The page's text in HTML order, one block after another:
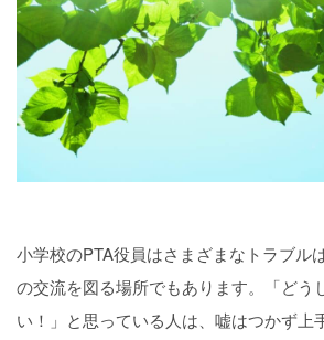
小学校のPTA役員はさまざまなトラブル
の交流を図る場所でもあります。「どう
い！」と思っている人は、嘘はつかず上